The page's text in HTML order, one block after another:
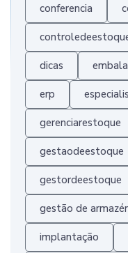
conferencia
dicas
erp
gerenciarestoque
gestaodeestoque
gestordeestoque
gestão de
implantação